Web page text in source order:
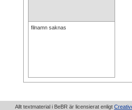
filnamn saknas
Allt textmaterial i BeBR är licensierat enligt